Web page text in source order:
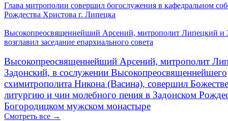
Глава митрополии совершил богослужения в кафедральном
Рождества Христова г. Липецка
Высокопреосвященнейший Арсений, митрополит Липецкий и
возглавил заседание епархиального совета
Высокопреосвященнейший Арсений, митрополит
Задонский, в сослужении Высокопреосвященнейшего
схимитрополита Никона (Васина), совершил
литургию и чин молебного пения в Задонском
Богородицком мужском монастыре
Смотреть все →